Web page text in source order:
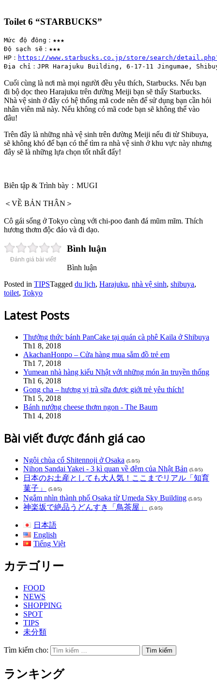
Toilet 6 “STARBUCKS”
Mức độ đông：★★★
Độ sạch sẽ：★★★
HP： https://www.starbucks.co.jp/store/search/
Địa chỉ：JPR Harajuku Building, 6-17-11 Jingumae,
Cuối cùng là nơi mà mọi người đều yêu thích, Starbucks. Nếu bạn
đi bộ dọc theo Harajuku trên đường Meiji bạn sẽ thấy Starbucks.
Nhà vệ sinh ở đây có hệ thống mã code nên để sử dụng bạn cần hỏi
nhân viên mã này. Nếu không có mã code bạn sẽ không thể vào
đâu!
Trên đây là những nhà vệ sinh trên đường Meiji nếu đi từ Shibuya,
sẽ không khó để bạn có thể tìm ra nhà vệ sinh ở khu vực này nhưng
đây sẽ là những lựa chọn tốt nhất đấy!
Biên tập & Trình bày：MUGI
＜VỀ BẢN THÂN＞
Cô gái sống ở Tokyo cùng với chi-poo đanh đá mũm mĩm. Thích
hương thơm độc đáo và đi dạo.
Đánh giá bài viết!
Bình luận
Bình luận
Posted in TIPSTagged du lịch, Harajuku, nhà vệ sinh, shibuya,
toilet, Tokyo
Latest Posts
Thưởng thức bánh PanCake tại quán cà phê Kaila ở Shibuya
Th1 8, 2018
AkachanHonpo – Cửa hàng mua sắm đồ trẻ em
Th1 7, 2018
Yumean nhà hàng kiểu Nhật với những món ăn truyền thống
Th1 6, 2018
Gong cha – hương vị trà sữa được giới trẻ yêu thích!
Th1 5, 2018
Bánh nướng cheese thơm ngon - The Baum
Th1 4, 2018
Bài viết được đánh giá cao
Ngôi chùa cổ Shitennoji ở Osaka (5.0/5)
Nihon Sandai Yakei - 3 kì quan về đêm của Nhật Bản (5.0/5)
日本のお土産としても大人気！ここまでリアル「知育
菓子」
(5.0/5)
Ngắm nhìn thành phố Osaka từ Umeda Sky Building (5.0/5)
神楽坂で絶品うどんすき「鳥茶屋」 (5.0/5)
日本語
English
Tiếng Việt
カテゴリー
FOOD
NEWS
SHOPPING
SPOT
TIPS
未分類
Tìm kiếm cho:
ランキング